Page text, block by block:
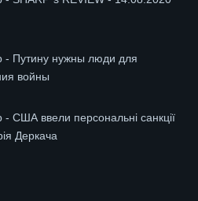
- Путину нужны люди для
войны
- США ввели персональні санкції
Деркача